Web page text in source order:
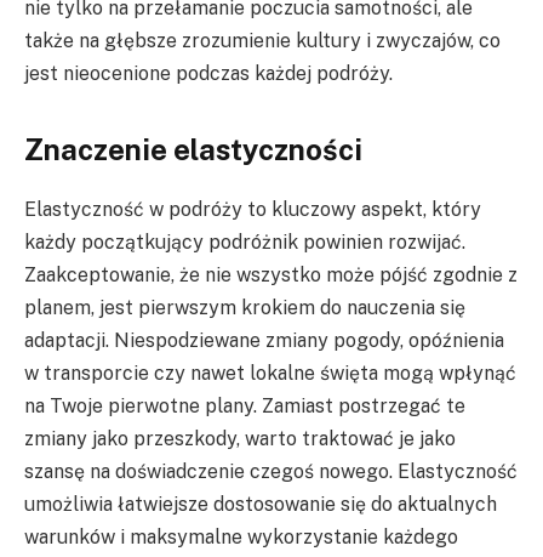
nie tylko na przełamanie poczucia samotności, ale
także na głębsze zrozumienie kultury i zwyczajów, co
jest nieocenione podczas każdej podróży.
Znaczenie elastyczności
Elastyczność w podróży to kluczowy aspekt, który
każdy początkujący podróżnik powinien rozwijać.
Zaakceptowanie, że nie wszystko może pójść zgodnie z
planem, jest pierwszym krokiem do nauczenia się
adaptacji. Niespodziewane zmiany pogody, opóźnienia
w transporcie czy nawet lokalne święta mogą wpłynąć
na Twoje pierwotne plany. Zamiast postrzegać te
zmiany jako przeszkody, warto traktować je jako
szansę na doświadczenie czegoś nowego. Elastyczność
umożliwia łatwiejsze dostosowanie się do aktualnych
warunków i maksymalne wykorzystanie każdego